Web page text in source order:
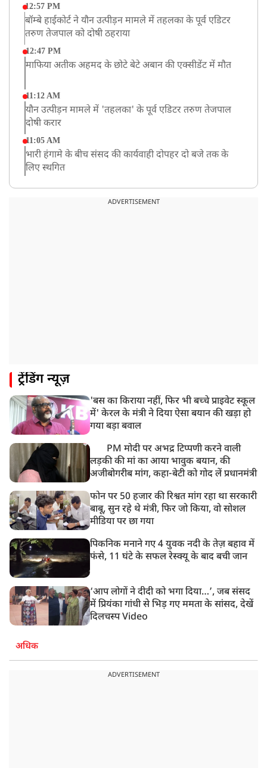
12:57 PM
बॉम्बे हाईकोर्ट ने यौन उत्पीड़न मामले में तहलका के पूर्व एडिटर
तरुण तेजपाल को दोषी ठहराया
12:47 PM
माफिया अतीक अहमद के छोटे बेटे अबान की एक्सीडेंट में मौत
11:12 AM
यौन उत्पीड़न मामले में 'तहलका' के पूर्व एडिटर तरुण तेजपाल
दोषी करार
11:05 AM
भारी हंगामे के बीच संसद की कार्यवाही दोपहर दो बजे तक के
लिए स्थगित
झारखंड: JPSC परीक्षा धांधली मामले में और पांच लोग गिरफ्तार,
ADVERTISEMENT
ट्रेंडिंग न्यूज़
'बस का किराया नहीं, फिर भी बच्चे प्राइवेट स्कूल
में' केरल के मंत्री ने दिया ऐसा बयान की खड़ा हो
गया बड़ा बवाल
PM मोदी पर अभद्र टिप्पणी करने वाली
लड़की की मां का आया भावुक बयान, की
अजीबोगरीब मांग, कहा-बेटी को गोद लें प्रधानमंत्री
फोन पर 50 हजार की रिश्वत मांग रहा था सरकारी
बाबू, सुन रहे थे मंत्री, फिर जो किया, वो सोशल
मीडिया पर छा गया
पिकनिक मनाने गए 4 युवक नदी के तेज़ बहाव में
फंसे, 11 घंटे के सफल रेस्क्यू के बाद बची जान
‘आप लोगों ने दीदी को भगा दिया…’, जब संसद
में प्रियंका गांधी से भिड़ गए ममता के सांसद, देखें
दिलचस्प Video
अधिक
ADVERTISEMENT